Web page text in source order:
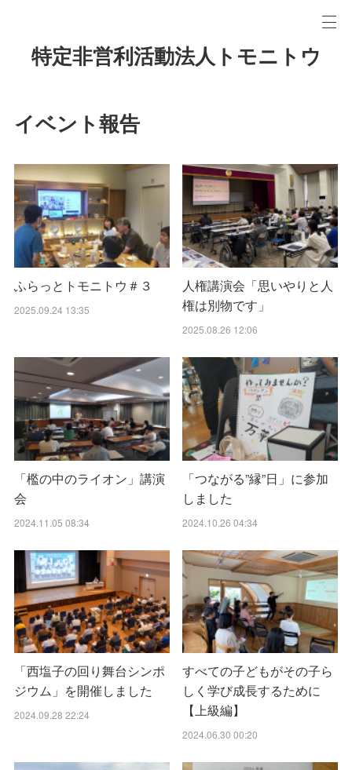
特定非営利活動法人トモニトウ
イベント報告
ふらっとトモニトウ＃３
2025.09.24 13:35
人権講演会「思いやりと人
権は別物です」
2025.08.26 12:06
「檻の中のライオン」講演
会
2024.11.05 08:34
「つながる”縁”日」に参加
しました
2024.10.26 04:34
「西塩子の回り舞台シンポ
ジウム」を開催しました
2024.09.28 22:24
すべての子どもがその子ら
しく学び成長するために
【上級編】
2024.06.30 00:20